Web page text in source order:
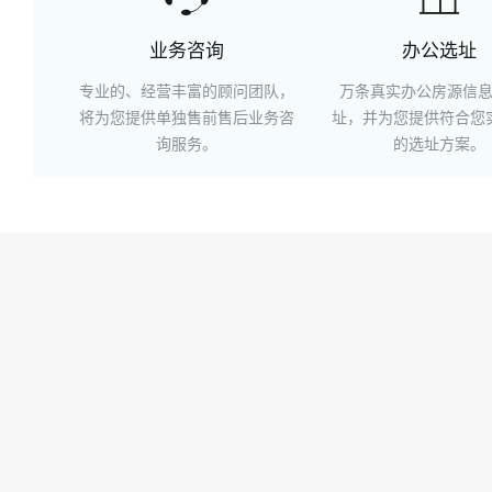
业务咨询
专业的、经营丰富的顾问团队，
将为您提供单独售前售后业务咨
询服务。
办公选址
万条真实办公房源信
址，并为您提供符合您
的选址方案。